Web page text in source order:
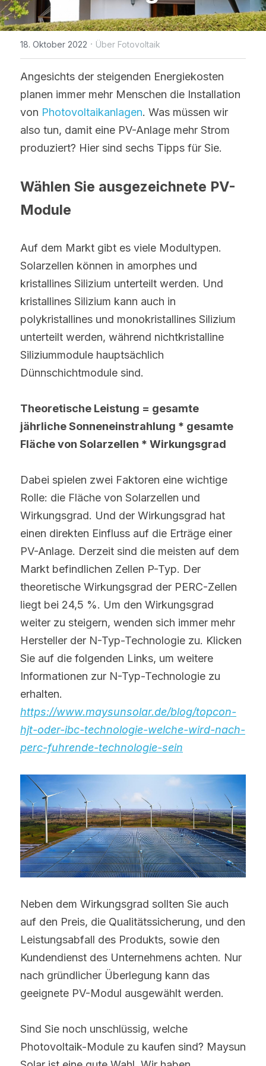
IBC Solarmodul-Technologie
Bifaciale Solarmodul-Technologi
1/3-Cut Solarmodul-Technolog
Shingled Solarmodule Technologi
Zeitlich begrenzte Aktion
Broschüre
Photovoltaik Technologie Neuigk
Maysun Solar Nachrichten
Neue Photovoltaik-Politik
PV Preistrend
Kontaktieren Sie uns
Treten der Facebook-Gruppe bei
WhatsApp
18. Oktober 2022 · Über Fotovoltaik
Angesichts der steigenden Energiekosten
planen immer mehr Menschen die Installation
von Photovoltaikanlagen. Was müssen wir
also tun, damit eine PV-Anlage mehr Strom
produziert? Hier sind sechs Tipps für Sie.
Wählen Sie ausgezeichnete PV-
Module
Auf dem Markt gibt es viele Modultypen.
Solarzellen können in amorphes und
kristallines Silizium unterteilt werden. Und
kristallines Silizium kann auch in
polykristallines und monokristallines Silizium
unterteilt werden, während nichtkristalline
Siliziummodule hauptsächlich
Dünnschichtmodule sind.
Theoretische Leistung = gesamte
Fläche von Solarzellen * Wirkungsgrad
Dabei spielen zwei Faktoren eine wichtige
Rolle: die Fläche von Solarzellen und
Wirkungsgrad. Und der Wirkungsgrad hat
einen direkten Einfluss auf die Erträge einer
PV-Anlage. Derzeit sind die meisten auf dem
Markt befindlichen Zellen P-Typ. Der
theoretische Wirkungsgrad der PERC-Zellen
liegt bei 24,5 %. Um den Wirkungsgrad
weiter zu steigern, wenden sich immer mehr
Hersteller der N-Typ-Technologie zu. Klicken
Sie auf die folgenden Links, um weitere
Informationen zur N-Typ-Technologie zu
erhalten.
https://www.maysunsolar.de/blog/topcon-
hjt-oder-ibc-technologie-welche-wird-nach-
perc-fuhrende-technologie-sein
Neben dem Wirkungsgrad sollten Sie auch
auf den Preis, die Qualitätssicherung, und den
Leistungsabfall des Produkts, sowie den
Kundendienst des Unternehmens achten. Nur
nach gründlicher Überlegung kann das
geeignete PV-Modul ausgewählt werden.
Sind Sie noch unschlüssig, welche
Photovoltaik-Module zu kaufen sind? Maysun